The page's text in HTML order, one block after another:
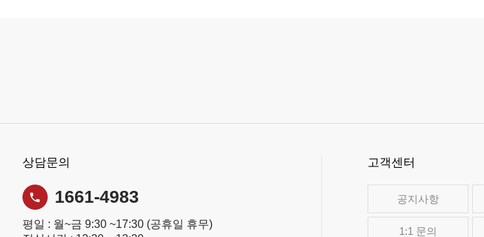
상담문의
1661-4983
평일 : 월~금 9:30 ~17:30 (공휴일 휴무)
고객센터
공지사항
1:1 문의